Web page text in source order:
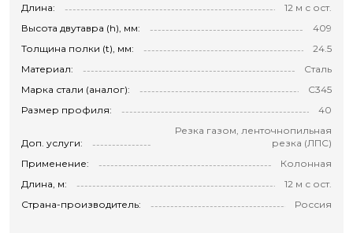
Длина:
12 м с ост.
Высота двутавра (h), мм:
409
Толщина полки (t), мм:
24.5
Материал:
Сталь
Марка стали (аналог):
С345
Размер профиля:
40
Доп. услуги:
Резка газом, ленточнопильная
резка (ЛПС)
Применение:
Колонная
Длина, м:
12 м с ост.
Страна-производитель:
Россия